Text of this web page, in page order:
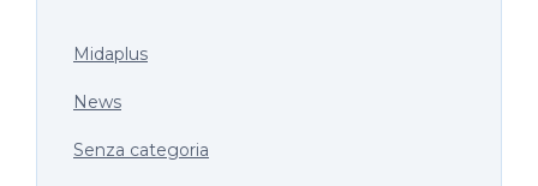
Midaplus
News
Senza categoria